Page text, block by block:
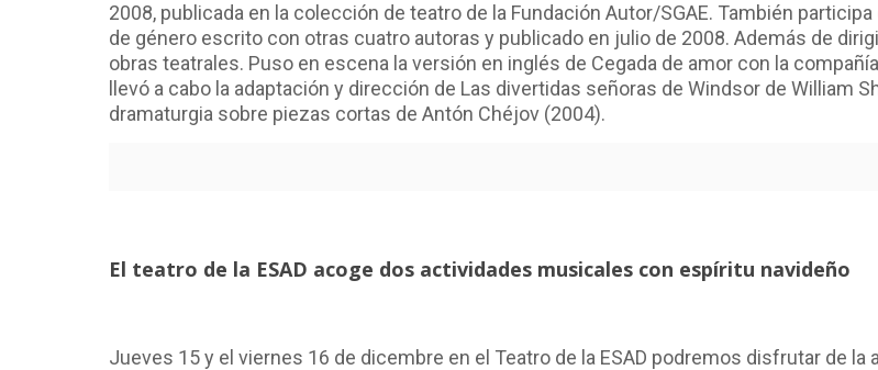
2008, publicada en la colección de teatro de la Fundación Autor/SGAE. También
de género escrito con otras cuatro autoras y publicado en julio de 2008. Además de
obras teatrales. Puso en escena la versión en inglés de Cegada de amor con la
llevó a cabo la adaptación y dirección de Las divertidas señoras de Windsor de William
dramaturgia sobre piezas cortas de Antón Chéjov (2004).
El teatro de la ESAD acoge dos actividades musicales con espíritu navideño
Jueves 15 y el viernes 16 de dicembre en el Teatro de la ESAD podremos disfrutar de